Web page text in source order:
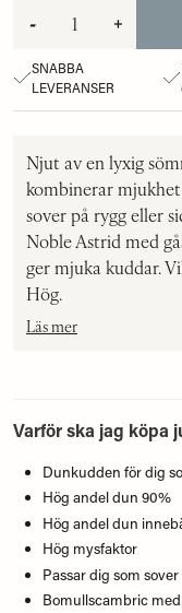
- +
SNABBA
LEVERANSER
Njut av en lyxig
kombinerar
sover på rygg eller
Noble Astrid med
ger mjuka kuddar.
Hög.
Läs mer
Varför ska jag köpa
Dunkudden för dig
Hög andel dun 90%
Hög andel dun
Hög mysfaktor
Passar dig som
Bomullscambric